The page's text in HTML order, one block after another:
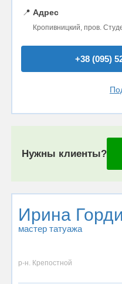
📍 Адрес
Кропивницкий, пров.
+38 (095)
Нужны клиенты?
Ирина
мастер татуажа
р-н. Крепостной